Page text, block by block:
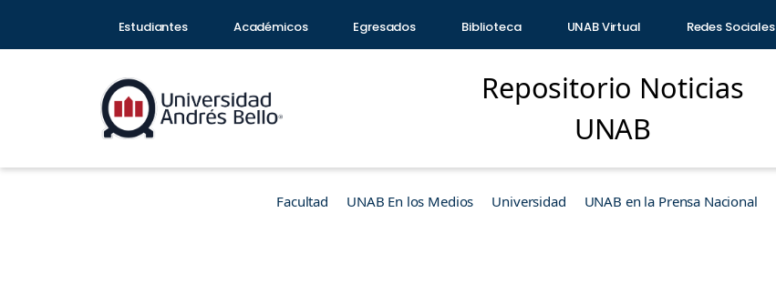
Estudiantes Académicos Egresados Biblioteca UNAB Virtual Redes Sociales
Repositorio Noticias
UNAB
Facultad UNAB En los Medios Universidad UNAB en la Prensa Nacional